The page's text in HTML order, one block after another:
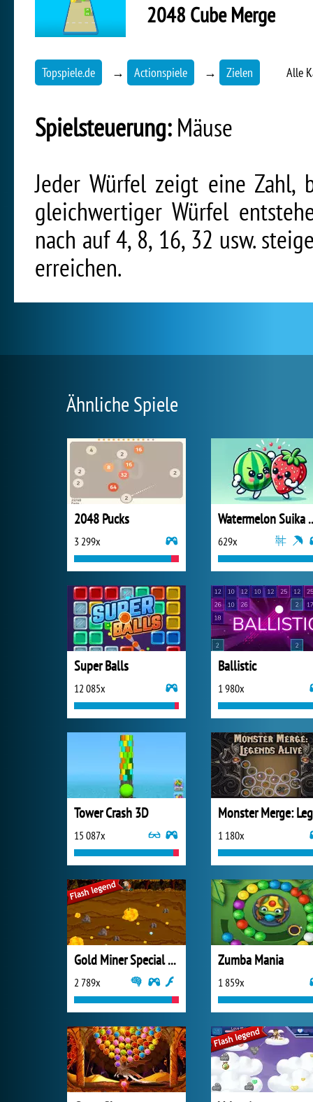
2048 Cube Merge
Topspiele.de → Actionspiele → Zielen Alle
Spielsteuerung:Mäuse
Jeder Würfel zeigt eine Zahl,
gleichwertiger Würfel
nach auf 4, 8, 16, 32 usw.
erreichen.
Ähnliche Spiele
2048 Pucks
3 299x 629x
Super Balls
12 085x
Ballistic
1 980x
Tower Crash 3D
15 087x 1 180x
Gold Miner Special Edition
2 789x
Zumba Mania
1 859x